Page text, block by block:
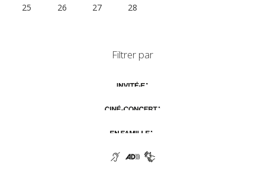
25
26 27 28
Filtrer par